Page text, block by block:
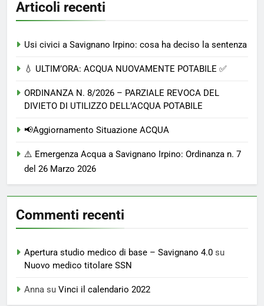
Articoli recenti
Usi civici a Savignano Irpino: cosa ha deciso la sentenza
💧 ULTIM’ORA: ACQUA NUOVAMENTE POTABILE ✅
ORDINANZA N. 8/2026 – PARZIALE REVOCA DEL
DIVIETO DI UTILIZZO DELL’ACQUA POTABILE
📢Aggiornamento Situazione ACQUA
⚠️ Emergenza Acqua a Savignano Irpino: Ordinanza n. 7
del 26 Marzo 2026
Commenti recenti
Apertura studio medico di base – Savignano 4.0 su
Nuovo medico titolare SSN
Anna su Vinci il calendario 2022